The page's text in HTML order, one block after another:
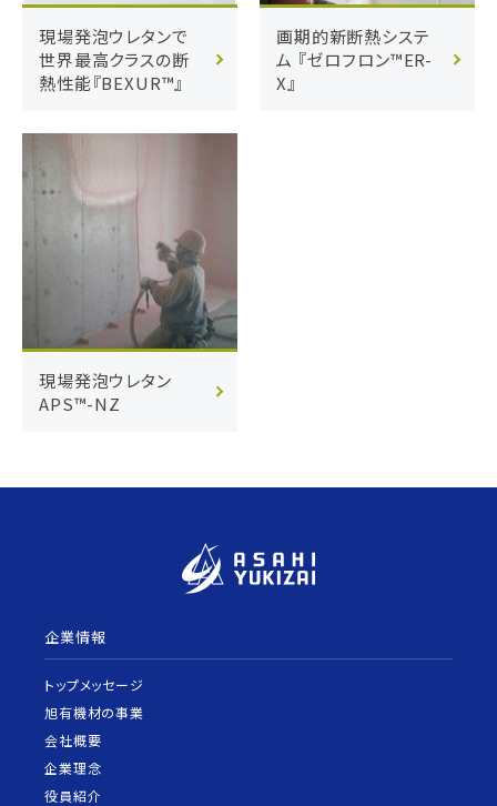
現場発泡ウレタンで
世界最高クラスの断
熱性能『BEXUR™』
画期的新断熱システ
ム 『ゼロフロン™ER-
X』
現場発泡ウレタン
APS™-NZ
企業情報
トップメッセージ
旭有機材の事業
会社概要
企業理念
役員紹介